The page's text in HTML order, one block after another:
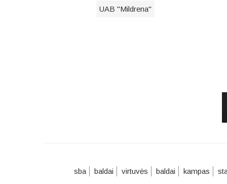
UAB "Mildrena"
sba baldai virtuvės baldai kampas